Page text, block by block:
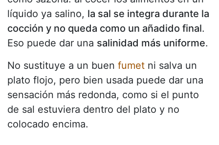
líquido ya salino, la sal se integra durante la
cocción y no queda como un añadido final.
Eso puede dar una salinidad más uniforme.
No sustituye a un buen fumet ni salva un
plato flojo, pero bien usada puede dar una
sensación más redonda, como si el punto
de sal estuviera dentro del plato y no
colocado encima.